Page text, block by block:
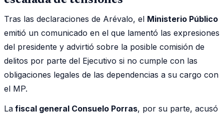
Tras las declaraciones de Arévalo, el Ministerio Público
emitió un comunicado en el que lamentó las expresiones
del presidente y advirtió sobre la posible comisión de
delitos por parte del Ejecutivo si no cumple con las
obligaciones legales de las dependencias a su cargo con
el MP.
La fiscal general Consuelo Porras, por su parte, acusó